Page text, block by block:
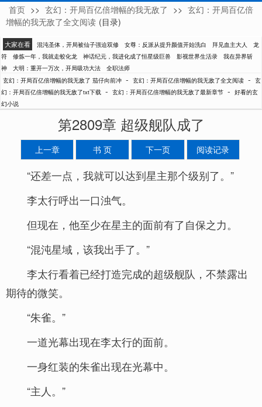
茄仔向前冲
首页 >> 玄幻：开局百亿倍增幅的我无敌了 >> 玄幻：开局百亿倍
增幅的我无敌了全文阅读 (目录)
大家在看 混沌圣体，开局被仙子强迫双修 女尊：反派从提升颜值开始洗白 拜见血主大人
龙
符
修炼一年，我就走蛟化龙 神话纪元，我进化成了恒星级巨兽 影视世界生活录
我在异界斩
神
大明：重开一万次，开局吸功大法
全职法师
玄幻：开局百亿倍增幅的我无敌了 茄仔向前冲 - 玄幻：开局百亿倍增幅的我无敌了全文阅读 - 玄
幻：开局百亿倍增幅的我无敌了txt下载 - 玄幻：开局百亿倍增幅的我无敌了最新章节 - 好看的玄
幻小说
第2809章 超级舰队成了
上一章 书 页 下一页 阅读记录
“还差一点，我就可以达到星主那个级别了。”
李太行呼出一口浊气。
但现在，他至少在星主的面前有了自保之力。
“混沌星域，该我出手了。”
李太行看着已经打造完成的超级舰队，不禁露出
期待的微笑。
“朱雀。”
一道光幕出现在李太行的面前。
一身红装的朱雀出现在光幕中。
“主人。”